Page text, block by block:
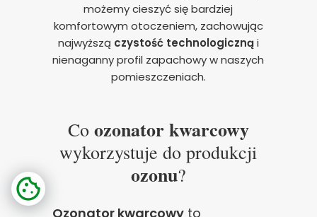
możemy cieszyć się bardziej
komfortowym otoczeniem, zachowując
najwyższą czystość technologicznąi
nienaganny profil zapachowy w naszych
pomieszczeniach.
Co ozonator kwarcowy
wykorzystuje do produkcji
ozonu?
Ozonator kwarcowy to